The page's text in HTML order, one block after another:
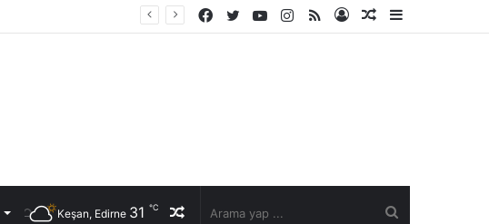
Kenar
Rastgele
Kayıt
RSS
Instagram
YouTube
Twitter
Facebook
Rastgele
Keşan, Edirne 31 ℃